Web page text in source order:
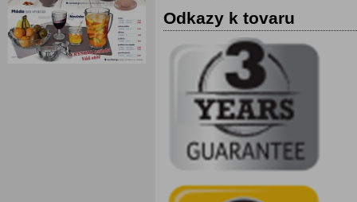
Odkazy k tovaru